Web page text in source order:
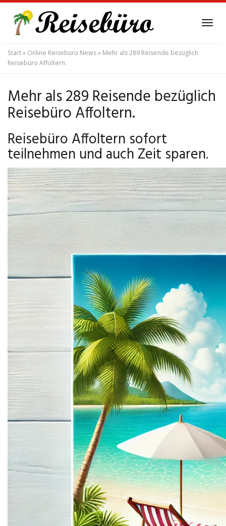
main
content
Start» Online Reisebüro News» Mehr als 289 Reisende bezüglich
Reisebüro Affoltern.
Mehr als 289 Reisende bezüglich
Reisebüro Affoltern.
Reisebüro Affoltern sofort
teilnehmen und auch Zeit sparen.